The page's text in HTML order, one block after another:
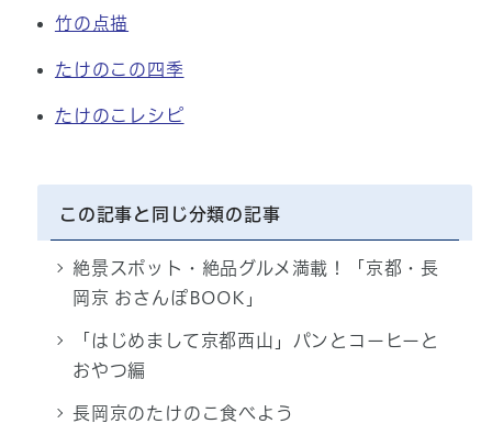
竹の点描
たけのこの四季
たけのこレシピ
この記事と同じ分類の記事
絶景スポット・絶品グルメ満載！「京都・長
岡京 おさんぽBOOK」
「はじめまして京都西山」パンとコーヒーと
おやつ編
長岡京のたけのこ食べよう